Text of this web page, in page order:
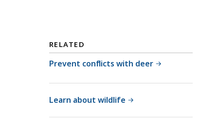
i
f
e
s
s
l
RELATED
Prevent conflicts with deer
Learn about wildlife